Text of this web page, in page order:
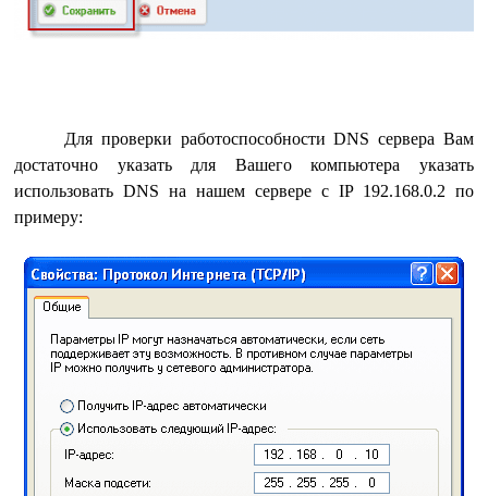
Для проверки работоспособности DNS сервера Вам
достаточно указать для Вашего компьютера указать
использовать DNS на нашем сервере с IP 192.168.0.2 по
примеру: